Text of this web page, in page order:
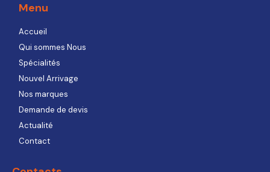
Menu
Accueil
Qui sommes Nous
Spécialités
Nouvel Arrivage
Nos marques
Demande de devis
Actualité
Contact